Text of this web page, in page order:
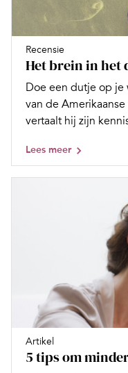
Recensie
Het brein in het
Doe een dutje op je
van de
vertaalt hij zijn
Lees meer
Artikel
5 tips om